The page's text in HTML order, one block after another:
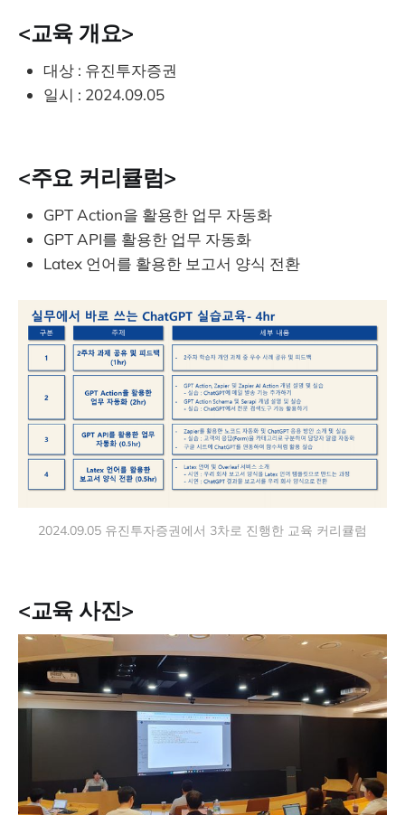
<교육 개요>
대상 : 유진투자증권
일시 : 2024.09.05
<주요 커리큘럼>
​GPT Action을 활용한 업무 자동화
GPT API를 활용한 업무 자동화
Latex 언어를 활용한 보고서 양식 전환
2024.09.05 유진투자증권에서 3차로 진행한 교육 커리큘럼
<교육 사진>